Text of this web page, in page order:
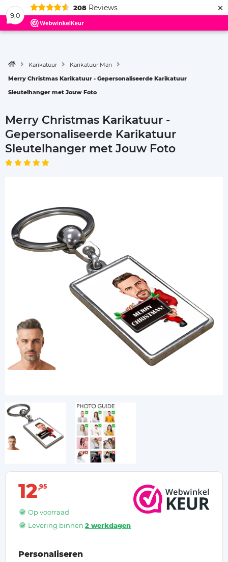
9,0
208 Reviews ×
Menu
Karikatuur
Karikatuur Man
Merry Christmas Karikatuur - Gepersonaliseerde Karikatuur
Sleutelhanger met Jouw Foto
Merry Christmas Karikatuur -
Gepersonaliseerde Karikatuur
Sleutelhanger met Jouw Foto
12 95
Op voorraad
Levering binnen2 werkdagen
Personaliseren